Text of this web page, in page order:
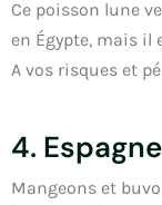
Ce poisson lune
en Égypte, mais il
A vos risques et
4. Espagne
Mangeons et